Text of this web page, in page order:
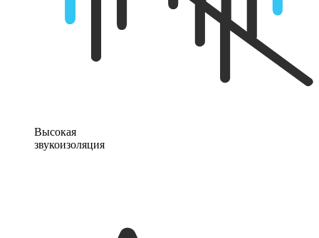
Высокая
звукоизоляция